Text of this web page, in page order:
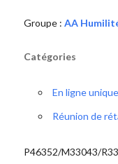
Groupe : AA
Catégories
En ligne
Réunion de
P46352/M33043/